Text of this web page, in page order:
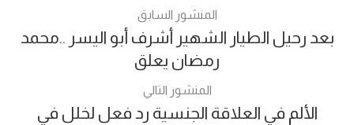
المنشور السابق
بعد رحيل الطيار الشهير أشرف أبو اليسر ..محمد
رمضان يعلق
المنشور التالي
الألم في العلاقة الجنسية رد فعل لخلل في